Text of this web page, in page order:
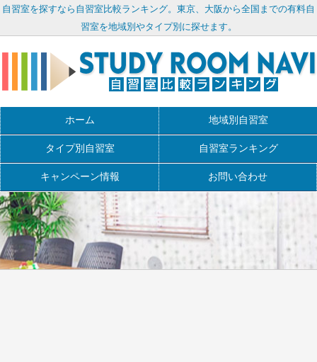
自習室を探すなら自習室比較ランキング。東京、大阪から全国までの有料自
習室を地域別やタイプ別に探せます。
ホーム 地域別自習室
タイプ別自習室 自習室ランキング
キャンペーン情報 お問い合わせ